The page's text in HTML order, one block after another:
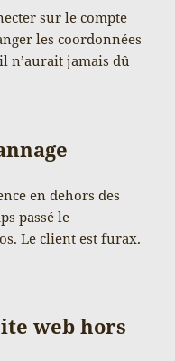
sur le compte
les coordonnées
n’aurait jamais dû
en dehors des
passé le
Le client est furax.
web hors